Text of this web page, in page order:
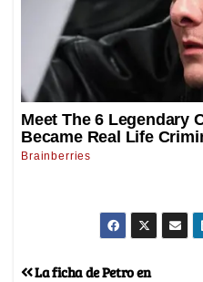
La ficha de Petro en